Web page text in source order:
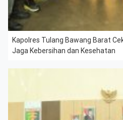
Kapolres Tulang Bawang Barat
Jaga Kebersihan dan Kesehatan